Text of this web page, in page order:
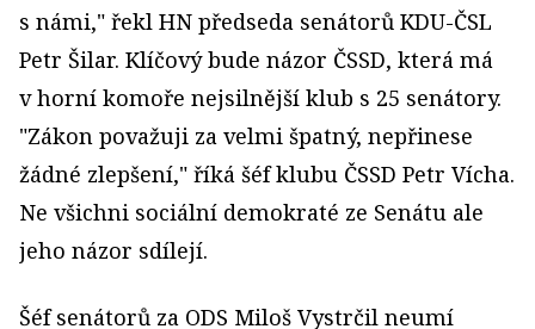
s námi," řekl HN předseda senátorů KDU-ČSL
Petr Šilar. Klíčový bude názor ČSSD, která má
v horní komoře nejsilnější klub s 25 senátory.
"Zákon považuji za velmi špatný, nepřinese
žádné zlepšení," říká šéf klubu ČSSD Petr Vícha.
Ne všichni sociální demokraté ze Senátu ale
jeho názor sdílejí.
Šéf senátorů za ODS Miloš Vystrčil ne­umí